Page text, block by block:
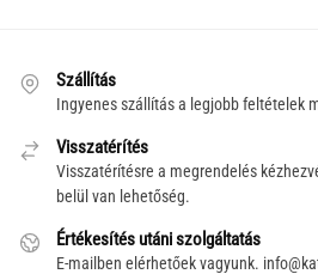
Szállítás
Ingyenes szállítás a legjobb feltételek
Visszatérítés
Visszatérítésre a megrendelés
belül van lehetőség.
Értékesítés utáni szolgáltatás
E-mailben elérhetőek vagyunk.